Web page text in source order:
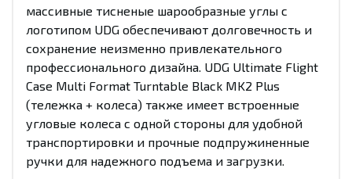
массивные тисненые шарообразные углы с
логотипом UDG обеспечивают долговечность и
сохранение неизменно привлекательного
профессионального дизайна. UDG Ultimate Flight
Case Multi Format Turntable Black MK2 Plus
(тележка + колеса) также имеет встроенные
угловые колеса с одной стороны для удобной
транспортировки и прочные подпружиненные
ручки для надежного подъема и загрузки.